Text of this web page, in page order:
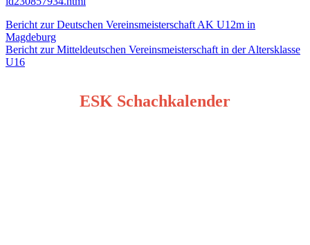
Beitragsnavigation
Bericht zur Deutschen Vereinsmeisterschaft AK U12m in
Magdeburg
Bericht zur Mitteldeutschen Vereinsmeisterschaft in der Altersklasse
U16
ESK Schachkalender